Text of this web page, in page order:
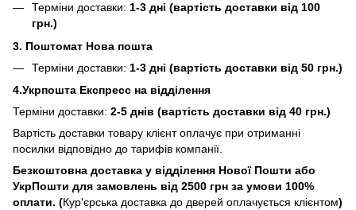
Терміни доставки: 1-3 дні (вартість доставки від 100
грн.)
3. Поштомат Нова пошта
Терміни доставки: 1-3 дні (вартість доставки від 50 грн.)
4.Укрпошта Експресс на відділення
Терміни доставки: 2-5 днів (вартість доставки від 40 грн.)
Вартість доставки товару клієнт оплачує при отриманні
посилки відповідно до тарифів компанії.
Безкоштовна доставка у відділення Нової Пошти або
УкрПошти для замовлень від 2500 грн за умови 100%
оплати. (Кур'єрська доставка до дверей оплачується клієнтом)